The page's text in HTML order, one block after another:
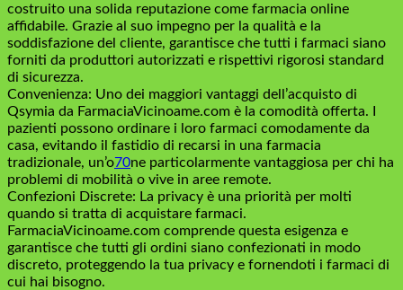
costruito una solida reputazione come farmacia online
affidabile. Grazie al suo impegno per la qualità e la
soddisfazione del cliente, garantisce che tutti i farmaci siano
forniti da produttori autorizzati e rispettivi rigorosi standard
di sicurezza.
Convenienza: Uno dei maggiori vantaggi dell’acquisto di
Qsymia da FarmaciaVicinoame.com è la comodità offerta. I
pazienti possono ordinare i loro farmaci comodamente da
casa, evitando il fastidio di recarsi in una farmacia
tradizionale, un’o70ne particolarmente vantaggiosa per chi ha
problemi di mobilità o vive in aree remote.
Confezioni Discrete: La privacy è una priorità per molti
quando si tratta di acquistare farmaci.
FarmaciaVicinoame.com comprende questa esigenza e
garantisce che tutti gli ordini siano confezionati in modo
discreto, proteggendo la tua privacy e fornendoti i farmaci di
cui hai bisogno.